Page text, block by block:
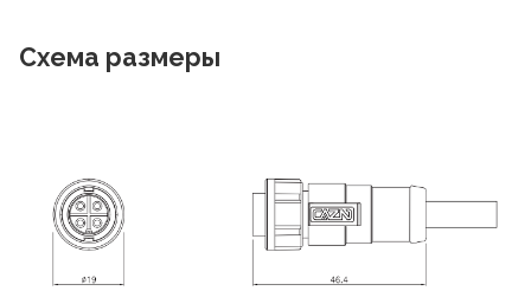
Схема размеры